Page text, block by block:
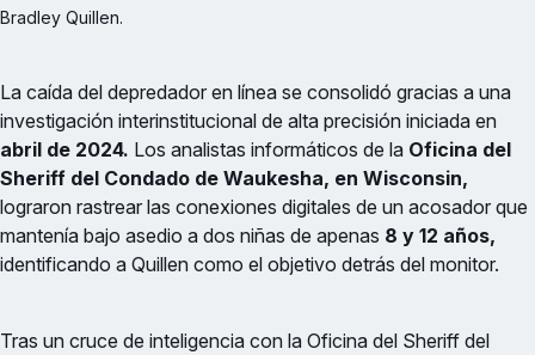
Bradley Quillen.
La caída del depredador en línea se consolidó gracias a una
investigación interinstitucional de alta precisión iniciada en
abril de 2024. Los analistas informáticos de la Oficina del
Sheriff del Condado de Waukesha, en Wisconsin,
lograron rastrear las conexiones digitales de un acosador que
mantenía bajo asedio a dos niñas de apenas 8 y 12 años,
identificando a Quillen como el objetivo detrás del monitor.
Tras un cruce de inteligencia con la Oficina del Sheriff del